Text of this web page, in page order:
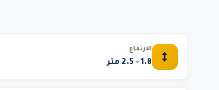
الارتفاع
1.8 - 2.5 متر